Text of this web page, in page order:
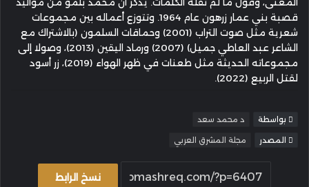
قصبة بني عمار زرهون عام 1964. وتتوزع أعماله بين مجموعات
شعرية مثل صوت التراب (2001) وحماقات السلمون (بالاشتراك مع
الشاعر عبد العاطي جميل) (2007) ورماد اليقين (2013)، وصولا إلى
مجموعاته الحديثة مثل طعنات في ظهر الهواء (2019)، زر أسود
لقتل الربيع (2022).
بواسطة د محمد سعد
المصدر مجلة المشرق العربي
نسخ الرابط